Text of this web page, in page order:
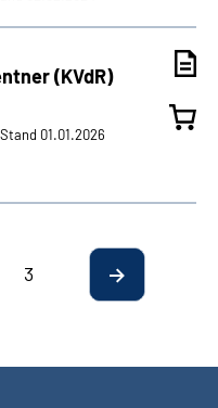
(KVdR)
01.01.2026
3